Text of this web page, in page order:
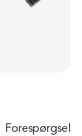
Forespørgsel